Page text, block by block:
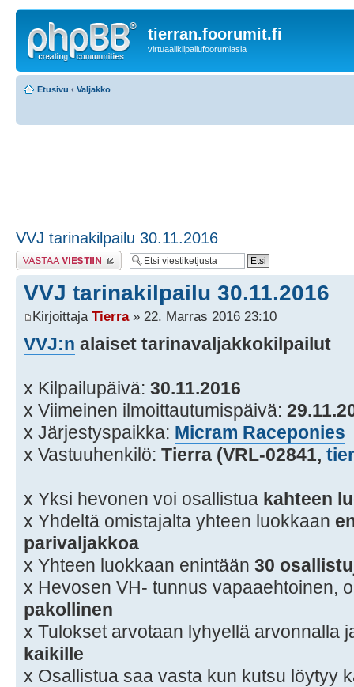
tierran.foorumit.fi
virtuaalikilpailufoorumiasia
Etusivu ‹ Valjakko
VVJ tarinakilpailu 30.11.2016
Lähetä vastaus
VVJ tarinakilpailu 30.11.2016
Kirjoittaja Tierra» 22. Marras 2016 23:10
VVJ:n alaiset tarinavaljakkokilpailut
x Kilpailupäivä: 30.11.2016
x Viimeinen ilmoittautumispäivä:
x Järjestyspaikka: Micram Raceponies
x Vastuuhenkilö: Tierra (VRL-02841,
x Yksi hevonen voi osallistua kahteen
x Yhdeltä omistajalta yhteen luokkaan
parivaljakkoa
x Yhteen luokkaan enintään 30
x Hevosen VH- tunnus vapaaehtoinen,
pakollinen
x Tulokset arvotaan lyhyellä arvonnalla
kaikille
x Osallistua saa vasta kun kutsu löytyy